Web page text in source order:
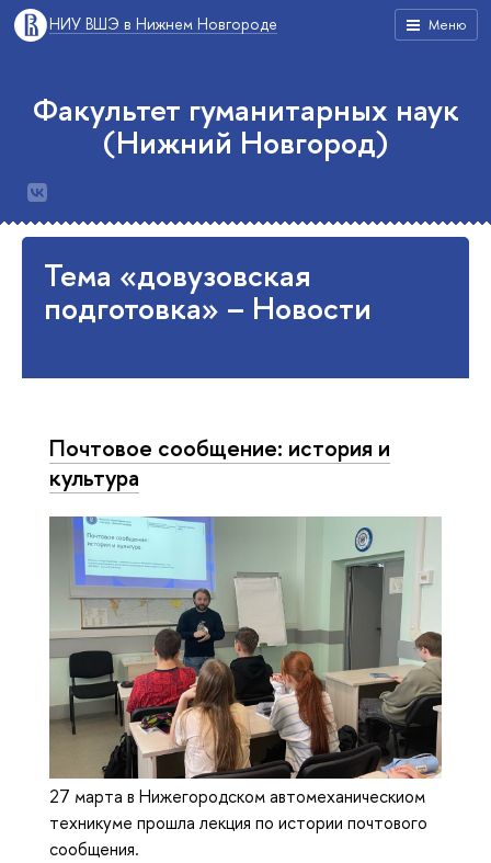
Меню
НИУ ВШЭ в Нижнем Новгороде
Факультет гуманитарных наук
(Нижний Новгород)
Тема «довузовская
подготовка» – Новости
Почтовое сообщение: история и
культура
27 марта в Нижегородском автомеханическиом
техникуме прошла лекция по истории почтового
сообщения.